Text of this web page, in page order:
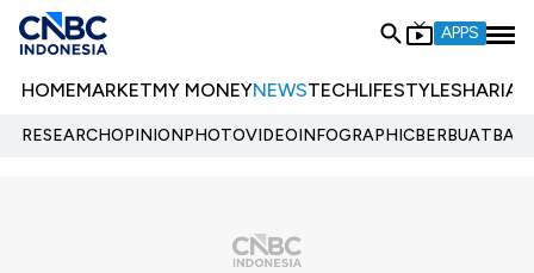
APPS
HOMEMARKETMY MONEYNEWSTECHLIFESTYLESHARIA
RESEARCHOPINIONPHOTOVIDEOINFOGRAPHIC